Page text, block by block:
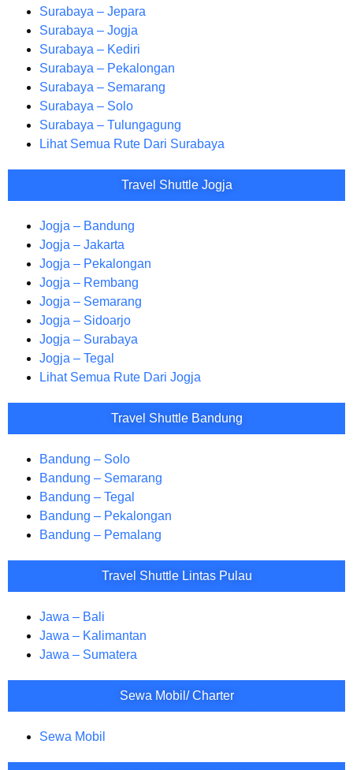
Surabaya – Jepara
Surabaya – Jogja
Surabaya – Kediri
Surabaya – Pekalongan
Surabaya – Semarang
Surabaya – Solo
Surabaya – Tulungagung
Lihat Semua Rute Dari Surabaya
Travel Shuttle Jogja
Jogja – Bandung
Jogja – Jakarta
Jogja – Pekalongan
Jogja – Rembang
Jogja – Semarang
Jogja – Sidoarjo
Jogja – Surabaya
Jogja – Tegal
Lihat Semua Rute Dari Jogja
Travel Shuttle Bandung
Bandung – Solo
Bandung – Semarang
Bandung – Tegal
Bandung – Pekalongan
Bandung – Pemalang
Travel Shuttle Lintas Pulau
Jawa – Bali
Jawa – Kalimantan
Jawa – Sumatera
Sewa Mobil/ Charter
Sewa Mobil